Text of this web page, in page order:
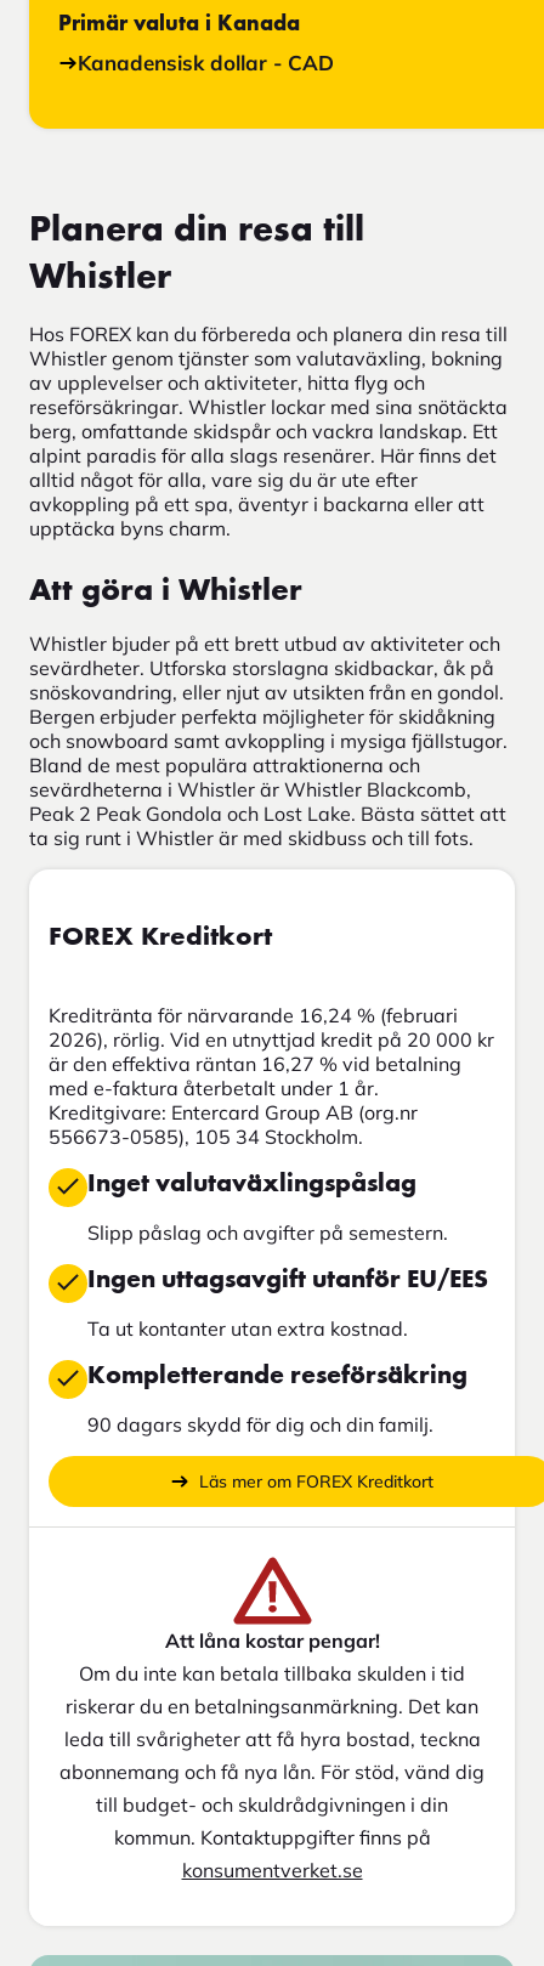
Primär valuta i Kanada
Kanadensisk dollar - CAD
Planera din resa till
Whistler
Hos FOREX kan du förbereda och planera din resa till
Whistler genom tjänster som valutaväxling, bokning
av upplevelser och aktiviteter, hitta flyg och
reseförsäkringar. Whistler lockar med sina snötäckta
berg, omfattande skidspår och vackra landskap. Ett
alpint paradis för alla slags resenärer. Här finns det
alltid något för alla, vare sig du är ute efter
avkoppling på ett spa, äventyr i backarna eller att
upptäcka byns charm.
Att göra i Whistler
Whistler bjuder på ett brett utbud av aktiviteter och
sevärdheter. Utforska storslagna skidbackar, åk på
snöskovandring, eller njut av utsikten från en gondol.
Bergen erbjuder perfekta möjligheter för skidåkning
och snowboard samt avkoppling i mysiga fjällstugor.
Bland de mest populära attraktionerna och
sevärdheterna i Whistler är Whistler Blackcomb,
Peak 2 Peak Gondola och Lost Lake. Bästa sättet att
ta sig runt i Whistler är med skidbuss och till fots.
FOREX Kreditkort
Kreditränta för närvarande 16,24 % (februari
2026), rörlig. Vid en utnyttjad kredit på 20 000 kr
är den effektiva räntan 16,27 % vid betalning
med e-faktura återbetalt under 1 år.
Kreditgivare: Entercard Group AB (org.nr
556673-0585), 105 34 Stockholm.
Inget valutaväxlingspåslag
Slipp påslag och avgifter på semestern.
Ingen uttagsavgift utanför EU/EES
Ta ut kontanter utan extra kostnad.
Kompletterande reseförsäkring
90 dagars skydd för dig och din familj.
Läs mer om FOREX Kreditkort
Att låna kostar pengar!
Om du inte kan betala tillbaka skulden i tid
riskerar du en betalningsanmärkning. Det kan
leda till svårigheter att få hyra bostad, teckna
abonnemang och få nya lån. För stöd, vänd dig
till budget- och skuldrådgivningen i din
kommun. Kontaktuppgifter finns på
konsumentverket.se